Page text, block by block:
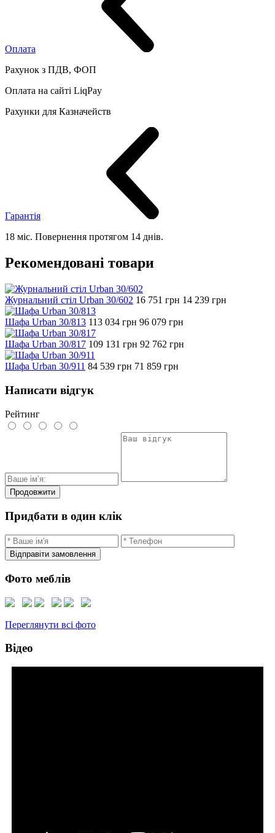
Оплата
Рахунок з ПДВ, ФОП
Оплата на сайті LiqPay
Рахунки для Казначейств
Гарантія
18 міс. Повернення протягом 14 днів.
Рекомендовані товари
Журнальний стіл Urban 30/602 16 751 грн 14 239 грн
Шафа Urban 30/813 113 034 грн 96 079 грн
Шафа Urban 30/817 109 131 грн 92 762 грн
Шафа Urban 30/911 84 539 грн 71 859 грн
Написати відгук
Рейтинг
Продовжити
Придбати в один клік
Відправіти замовлення
Фото меблів
Переглянути всі фото
Відео